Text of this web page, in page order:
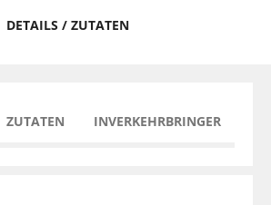
DETAILS / ZUTATEN
ZUTATEN INVERKEHRBRINGER